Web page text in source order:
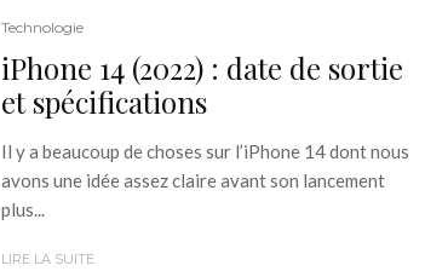
Technologie
iPhone 14 (2022) : date de sortie
et spécifications
Il y a beaucoup de choses sur l’iPhone 14 dont nous
avons une idée assez claire avant son lancement
plus...
LIRE LA SUITE